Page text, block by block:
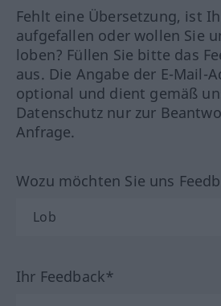
Fehlt eine Übersetzung, ist
aufgefallen oder wollen Sie
loben? Füllen Sie bitte das
aus. Die Angabe der E-Mail-
optional und dient gemäß
Datenschutz nur zur
Anfrage.
Wozu möchten Sie uns
Ihr Feedback*